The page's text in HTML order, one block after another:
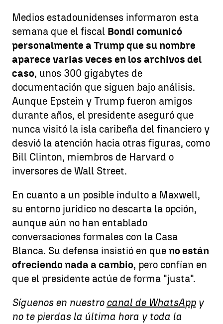
Medios estadounidenses informaron esta
semana que el fiscal Bondi comunicó
personalmente a Trump que su nombre
aparece varias veces en los archivos del
caso, unos 300 gigabytes de
documentación que siguen bajo análisis.
Aunque Epstein y Trump fueron amigos
durante años, el presidente aseguró que
nunca visitó la isla caribeña del financiero y
desvió la atención hacia otras figuras, como
Bill Clinton, miembros de Harvard o
inversores de Wall Street.
En cuanto a un posible indulto a Maxwell,
su entorno jurídico no descarta la opción,
aunque aún no han entablado
conversaciones formales con la Casa
Blanca. Su defensa insistió en que no están
ofreciendo nada a cambio, pero confían en
que el presidente actúe de forma "justa".
Síguenos en nuestro canal de WhatsAppy
no te pierdas la última hora y toda la